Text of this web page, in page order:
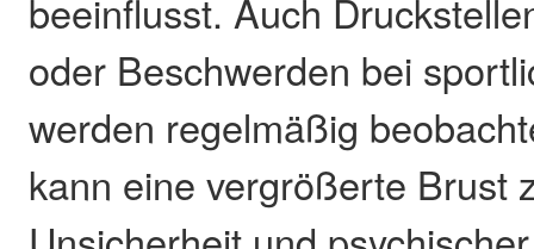
beeinflusst. Auch
oder Beschwerden bei
werden regelmäßig
kann eine vergrößerte Brust